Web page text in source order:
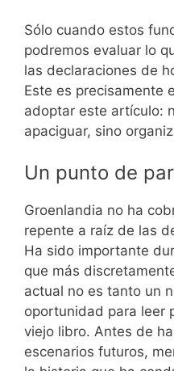
Sólo cuando estos
podremos evaluar lo
las declaraciones de
Este es precisamente
adoptar este artículo:
apaciguar, sino
Un punto de
Groenlandia no ha
repente a raíz de las
Ha sido importante
que más
actual no es tanto un
oportunidad para leer
viejo libro. Antes de
escenarios futuros,